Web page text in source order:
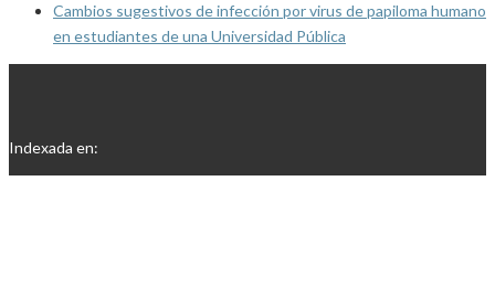
Cambios sugestivos de infección por virus de papiloma humano
en estudiantes de una Universidad Pública
Indexada en: